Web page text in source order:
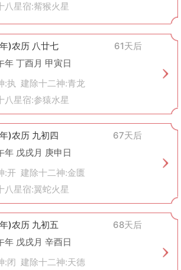
八星宿:觜猴火星
)农历 八廿七
61天后
年 丁酉月 甲寅日
:执 建除十二神:青龙
八星宿:参猿水星
)农历 九初四
67天后
年 戊戌月 庚申日
:开 建除十二神:金匮
八星宿:翼蛇火星
)农历 九初五
68天后
年 戊戌月 辛酉日
:闭 建除十二神:天德